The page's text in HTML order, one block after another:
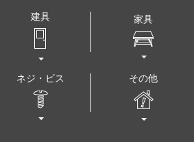
建具 家具
ネジ・ビス その他